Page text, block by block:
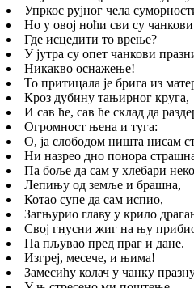
Упркос рујног чела
Но у овој ноћи сви су чанкови
Где исцедити то врење?
У јутра су опет чанкови
Никакво оснажење!
То притицала је брига из
Кроз дубину тањирног круга,
И сав ће, сав ће склад да
Огромност њена и туга:
О, ја слободом ништа нисам
Ни назрео дно понора
Па боље да сам у хлебари
Лепињу од земље и брашна,
Котао супе да сам испио,
Загњурио главу у крило
Свој гнусни жиг на њу
Па пљувао пред праг и дане.
Изгреј, месече, и њима!
Замесићу колач у чанку